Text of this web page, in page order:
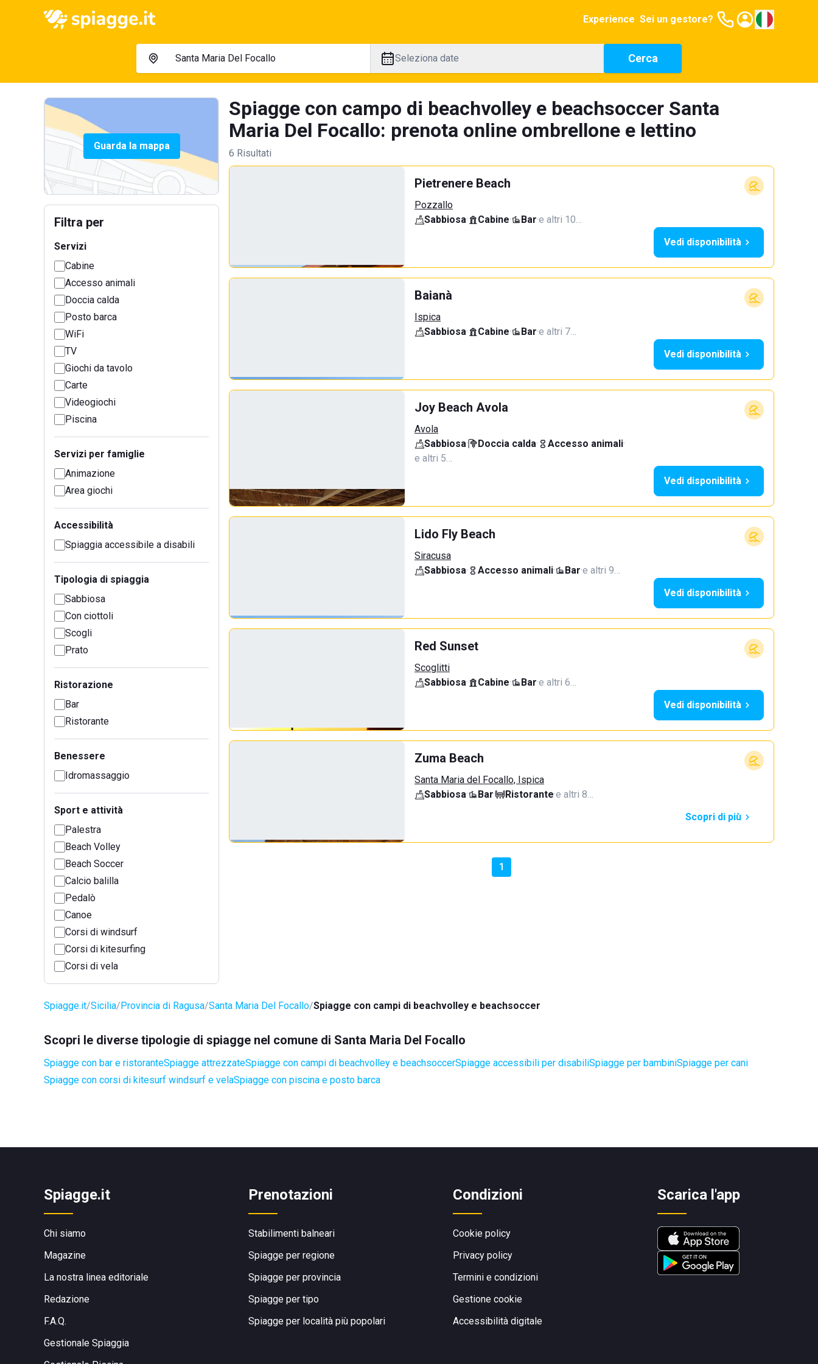
Experience Sei un gestore?
Seleziona date Cerca
Guarda la mappa
Filtra per
Servizi
Cabine
Accesso animali
Doccia calda
Posto barca
WiFi
TV
Giochi da tavolo
Carte
Videogiochi
Piscina
Servizi per famiglie
Animazione
Area giochi
Accessibilità
Spiaggia accessibile a disabili
Tipologia di spiaggia
Sabbiosa
Con ciottoli
Scogli
Prato
Ristorazione
Bar
Ristorante
Benessere
Idromassaggio
Sport e attività
Palestra
Beach Volley
Beach Soccer
Calcio balilla
Pedalò
Canoe
Corsi di windsurf
Corsi di kitesurfing
Corsi di vela
Spiagge con campo di beachvolley e beachsoccer Santa
Maria Del Focallo: prenota online ombrellone e lettino
6 Risultati
Pietrenere Beach
Pozzallo
Sabbiosa· Cabine· Bar·e altri 10…
Vedi disponibilità
Baianà
Ispica
Sabbiosa· Cabine· Bar·e altri 7…
Vedi disponibilità
Joy Beach Avola
Avola
Sabbiosa· Doccia calda· Accesso animali·
e altri 5…
Vedi disponibilità
Lido Fly Beach
Siracusa
Sabbiosa· Accesso animali· Bar·e altri 9…
Vedi disponibilità
Red Sunset
Scoglitti
Sabbiosa· Cabine· Bar·e altri 6…
Vedi disponibilità
Zuma Beach
Santa Maria del Focallo, Ispica
Sabbiosa· Bar· Ristorante·e altri 8…
Scopri di più
1
Spiagge.it Sicilia Provincia di Ragusa Santa Maria Del Focallo Spiagge con campi di beachvolley e beachsoccer
Scopri le diverse tipologie di spiagge nel comune di Santa Maria Del Focallo
Spiagge con bar e ristoranteSpiagge attrezzateSpiagge con campi di beachvolley e beachsoccerSpiagge accessibili per disabiliSpiagge per bambiniSpiagge per cani
Spiagge con corsi di kitesurf windsurf e velaSpiagge con piscina e posto barca
Spiagge.it
Chi siamo
Magazine
La nostra linea editoriale
Redazione
F.A.Q.
Gestionale Spiaggia
Prenotazioni
Stabilimenti balneari
Spiagge per regione
Spiagge per provincia
Spiagge per tipo
Spiagge per località più popolari
Condizioni
Cookie policy
Privacy policy
Termini e condizioni
Gestione cookie
Accessibilità digitale
Scarica l'app